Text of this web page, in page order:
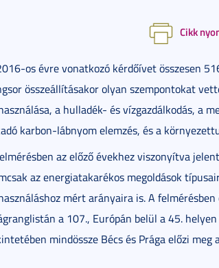
Cikk
os évre vonatkozó kérdőívet összesen
összeállításakor olyan szempontokat
a hulladék- és vízgazdálkodás, a
karbon-lábnyom elemzés, és a
az előző évekhez viszonyítva
az energiatakarékos megoldások
mért arányaira is. A
a 107., Európán belül a 45.
mindössze Bécs és Prága előzi meg